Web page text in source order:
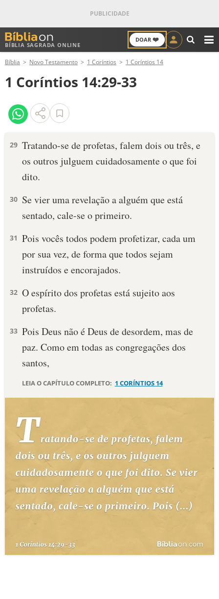
BÍBLIA SAGRADA ONLINE
DOAR ❤️
ANTIGO TESTAMENTO
NOVO TESTAMENTO
VERSÍCULOS
PALAVRA DO DIA
DEVOCIONAL DIÁRIO
10 MANDAMENTOS
ESTUDOS BÍBLICOS
ESBOÇOS DE PREGAÇÃO
TEMAS
PERGUNTE À BÍBLIA
TERMO BÍBLICO
QUEM SOMOS
LOJA BÍBLIAON
Bíblia Novo Testamento 1 Coríntios 1 Coríntios 14
1 Coríntios 14:29-33
29 Tratando-se de profetas, falem dois ou três, e
os outros julguem cuidadosamente o que foi
dito.
30 Se vier uma revelação a alguém que está
sentado, cale-se o primeiro.
31 Pois vocês todos podem profetizar, cada um
por sua vez, de forma que todos sejam
instruídos e encorajados.
32 O espírito dos profetas está sujeito aos
profetas.
33 Pois Deus não é Deus de desordem, mas de
paz. Como em todas as congregações dos
santos,
LEIA O CAPÍTULO COMPLETO: 1 CORÍNTIOS 14